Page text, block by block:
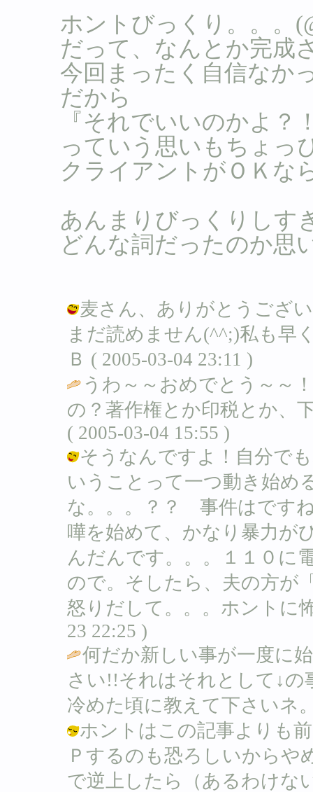
ホントびっくり。。。
だって、なんとか完成
今回まったく自信なか
だから
『それでいいのかよ？
っていう思いもちょっ
クライアントがＯＫな
あんまりびっくりしす
どんな詞だったのか思
麦さん、ありがとうござ
まだ読めません(^^;)私も早
Ｂ ( 2005-03-04 23:11 )
うわ～～おめでとう～～
の？著作権とか印税とか、
( 2005-03-04 15:55 )
そうなんですよ！自分で
いうことって一つ動き始め
な。。。？？ 事件はです
嘩を始めて、かなり暴力が
んだんです。。。１１０に
ので。そしたら、夫の方が
怒りだして。。。ホントに
23 22:25 )
何だか新しい事が一度に
さい!!それはそれとして↓
冷めた頃に教えて下さいネ
ホントはこの記事よりも
Ｐするのも恐ろしいからや
で逆上したら（あるわけな